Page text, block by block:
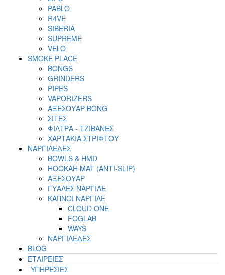
PABLO
R4VE
SIBERIA
SUPREME
VELO
SMOKE PLACE
BONGS
GRINDERS
PIPES
VAPORIZERS
ΑΞΕΣΟΥΑΡ BONG
ΣΙΤΕΣ
ΦΙΛΤΡΑ - ΤΖΙΒΑΝΕΣ
ΧΑΡΤΑΚΙΑ ΣΤΡΙΦΤΟΥ
ΝΑΡΓΙΛΕΔΕΣ
BOWLS & HMD
HOOKAH MAT (ANTI-SLIP)
ΑΞΕΣΟΥΑΡ
ΓΥΑΛΕΣ ΝΑΡΓΙΛΕ
ΚΑΠΝΟΙ ΝΑΡΓΙΛΕ
CLOUD ONE
FOGLAB
WAYS
ΝΑΡΓΙΛΕΔΕΣ
BLOG
ΕΤΑΙΡΕΙΕΣ
ΥΠΗΡΕΣΙΕΣ